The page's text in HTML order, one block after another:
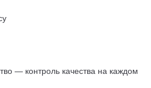
— контроль качества на каждом